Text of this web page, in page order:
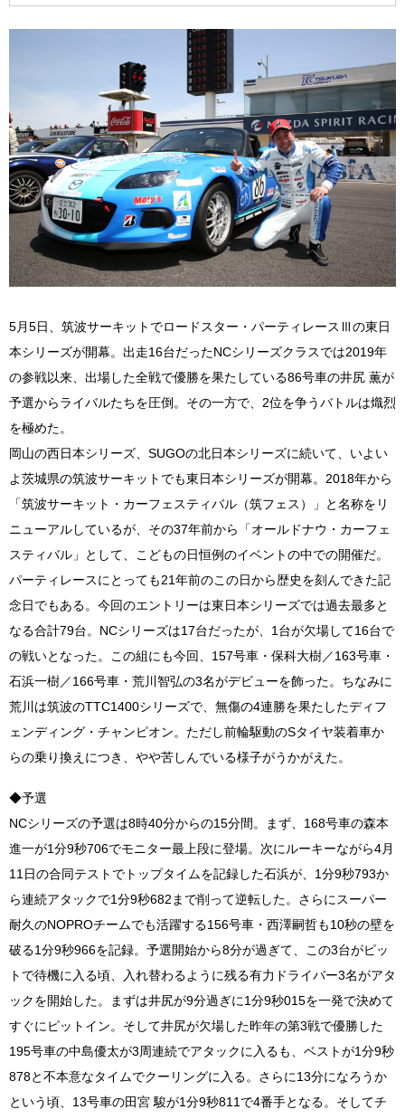
5月5日、筑波サーキットでロードスター・パーティレースⅢの東日
本シリーズが開幕。出走16台だったNCシリーズクラスでは2019年
の参戦以来、出場した全戦で優勝を果たしている86号車の井尻 薫が
予選からライバルたちを圧倒。その一方で、2位を争うバトルは熾烈
を極めた。
岡山の西日本シリーズ、SUGOの北日本シリーズに続いて、いよい
よ茨城県の筑波サーキットでも東日本シリーズが開幕。2018年から
「筑波サーキット・カーフェスティバル（筑フェス）」と名称をリ
ニューアルしているが、その37年前から「オールドナウ・カーフェ
スティバル」として、こどもの日恒例のイベントの中での開催だ。
パーティレースにとっても21年前のこの日から歴史を刻んできた記
念日でもある。今回のエントリーは東日本シリーズでは過去最多と
なる合計79台。NCシリーズは17台だったが、1台が欠場して16台で
の戦いとなった。この組にも今回、157号車・保科大樹／163号車・
石浜一樹／166号車・荒川智弘の3名がデビューを飾った。ちなみに
荒川は筑波のTTC1400シリーズで、無傷の4連勝を果たしたディフ
ェンディング・チャンピオン。ただし前輪駆動のSタイヤ装着車か
らの乗り換えにつき、やや苦しんでいる様子がうかがえた。
◆予選
NCシリーズの予選は8時40分からの15分間。まず、168号車の森本
進一が1分9秒706でモニター最上段に登場。次にルーキーながら4月
11日の合同テストでトップタイムを記録した石浜が、1分9秒793か
ら連続アタックで1分9秒682まで削って逆転した。さらにスーパー
耐久のNOPROチームでも活躍する156号車・西澤嗣哲も10秒の壁を
破る1分9秒966を記録。予選開始から8分が過ぎて、この3台がピッ
トで待機に入る頃、入れ替わるように残る有力ドライバー3名がアタ
ックを開始した。まずは井尻が9分過ぎに1分9秒015を一発で決めて
すぐにピットイン。そして井尻が欠場した昨年の第3戦で優勝した
195号車の中島優太が3周連続でアタックに入るも、ベストが1分9秒
878と不本意なタイムでクーリングに入る。さらに13分になろうか
という頃、13号車の田宮 駿が1分9秒811で4番手となる。そしてチ